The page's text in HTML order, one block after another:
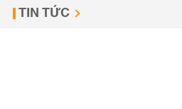
TIN TỨC